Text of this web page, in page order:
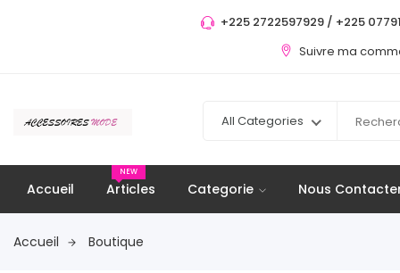
+225 2722597929 / +225
Suivre ma
All Categories
Accueil Articles
NEW
Categorie Nous
Accueil Boutique